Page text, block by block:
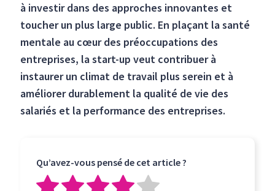
à investir dans des approches innovantes et
toucher un plus large public. En plaçant la santé
mentale au cœur des préoccupations des
entreprises, la start-up veut contribuer à
instaurer un climat de travail plus serein et à
améliorer durablement la qualité de vie des
salariés et la performance des entreprises.
Qu’avez-vous pensé de cet article ?